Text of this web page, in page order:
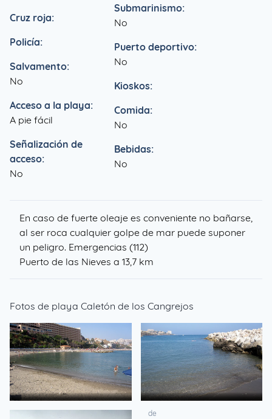
Cruz roja:
Policía:
Salvamento:
No
Acceso a la playa:
A pie fácil
Señalización de
acceso:
No
Submarinismo:
No
Puerto deportivo:
No
Kioskos:
Comida:
No
Bebidas:
No
En caso de fuerte oleaje es conveniente no bañarse,
al ser roca cualquier golpe de mar puede suponer
un peligro. Emergencias (112)
Puerto de las Nieves a 13,7 km
Fotos de playa Caletón de los Cangrejos
de